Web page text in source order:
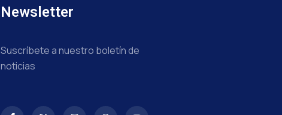
Newsletter
Suscríbete a nuestro boletín de
noticias